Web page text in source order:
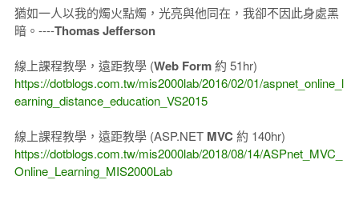
猶如一人以我的燭火點燭，光亮與他同在，我卻不因此身處黑
暗。----Thomas Jefferson
線上課程教學，遠距教學 (Web Form約 51hr)
https://dotblogs.com.tw/mis2000lab/2016/02/01/aspnet_online_l
earning_distance_education_VS2015
線上課程教學，遠距教學 (ASP.NET MVC 約 140hr)
https://dotblogs.com.tw/mis2000lab/2018/08/14/ASPnet_MVC_
Online_Learning_MIS2000Lab